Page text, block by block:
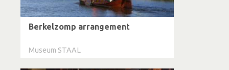
Berkelzomp arrangement
Museum STAAL